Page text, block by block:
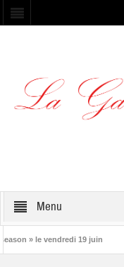
Menu
» le vendredi 19 juin